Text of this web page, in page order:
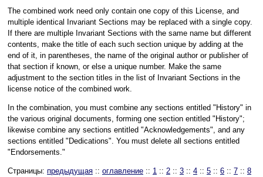
The combined work need only contain one copy of this License, and
multiple identical Invariant Sections may be replaced with a single copy.
If there are multiple Invariant Sections with the same name but different
contents, make the title of each such section unique by adding at the
end of it, in parentheses, the name of the original author or publisher of
that section if known, or else a unique number. Make the same
adjustment to the section titles in the list of Invariant Sections in the
license notice of the combined work.
In the combination, you must combine any sections entitled "History" in
the various original documents, forming one section entitled "History";
likewise combine any sections entitled "Acknowledgements", and any
sections entitled "Dedications". You must delete all sections entitled
"Endorsements."
Страницы: предыдущая :: оглавление :: 1 :: 2 :: 3 :: 4 :: 5 :: 6 :: 7 :: 8